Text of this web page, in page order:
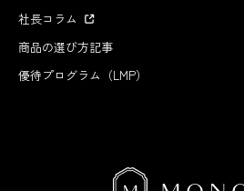
社長コラム
商品の選び方記事
優待プログラム（LMP）